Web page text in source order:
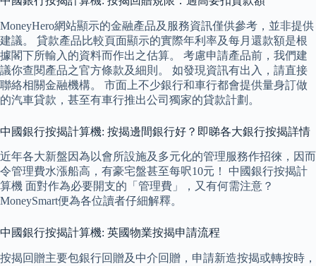
MoneyHero網站顯示的金融產品及服務資訊僅供參考，並非提供
建議。 貸款產品比較頁面顯示的實際年利率及每月還款額是根
據閣下所輸入的資料而作出之估算。 考慮申請產品前，我們建
議你查閱產品之官方條款及細則。 如發現資訊有出入，請直接
聯絡相關金融機構。 市面上不少銀行和車行都會提供量身訂做
的汽車貸款，甚至有車行推出公司獨家的貸款計劃。
中國銀行按揭計算機: 按揭邊間銀行好？即睇各大銀行按揭詳情
近年各大新盤因為以會所設施及多元化的管理服務作招徠，因而
令管理費水漲船高，有豪宅盤甚至每呎10元！ 中國銀行按揭計
算機 面對作為必要開支的「管理費」，又有何需注意？
MoneySmart便為各位讀者仔細解釋。
中國銀行按揭計算機: 英國物業按揭申請流程
按揭回贈主要包銀行回贈及中介回贈，申請新造按揭或轉按時，